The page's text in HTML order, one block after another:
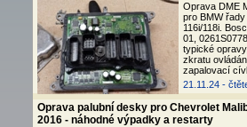
Oprava DME
pro BMW
116i/118i.
01,
typické
zkratu
zapalovací
21.11.24 -
Oprava palubní desky pro Chevrolet
2016 - náhodné výpadky a restarty